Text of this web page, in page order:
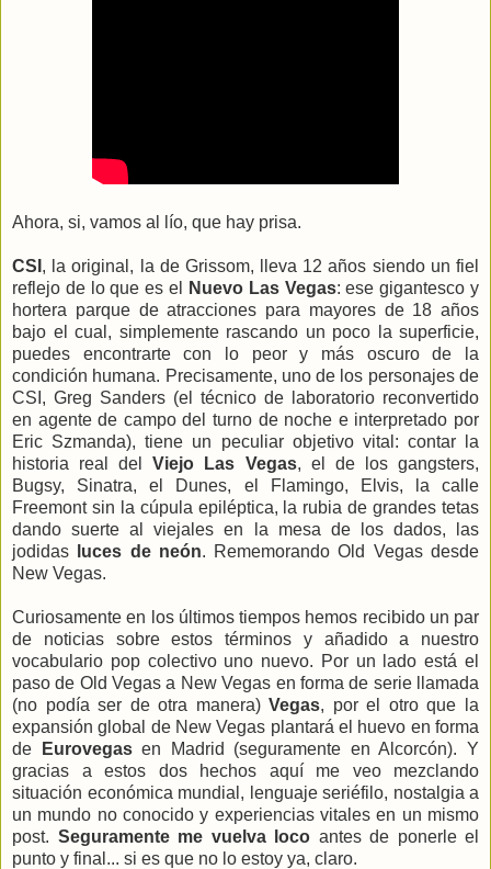
Ahora, si, vamos al lío, que hay prisa.
CSI , la original, la de Grissom, lleva 12 años siendo un fiel
reflejo de lo que es el
Nuevo Las Vegas: ese gigantesco y
hortera parque de atracciones para mayores de 18 años
bajo el cual, simplemente rascando un poco la superficie,
puedes encontrarte con lo peor y más oscuro de la
condición humana. Precisamente, uno de los personajes de
CSI, Greg Sanders (el técnico de laboratorio reconvertido
en agente de campo del turno de noche e interpretado por
Eric Szmanda), tiene un peculiar objetivo vital: contar la
historia real delViejo Las Vegas, el de los gangsters,
Bugsy, Sinatra, el Dunes, el Flamingo, Elvis, la calle
Freemont sin la cúpula epiléptica, la rubia de grandes tetas
dando suerte al viejales en la mesa de los dados, las
jodidas
luces de neón. Rememorando Old Vegas desde
New Vegas.
Curiosamente en los últimos tiempos hemos recibido un par
de noticias sobre estos términos y añadido a nuestro
vocabulario pop colectivo uno nuevo. Por un lado está el
paso de Old Vegas a New Vegas en forma de serie llamada
(no podía ser de otra manera)Vegas, por el otro que la
expansión global de New Vegas plantará el huevo en forma
de
Eurovegasen Madrid (seguramente en Alcorcón). Y
gracias a estos dos hechos aquí me veo mezclando
situación económica mundial, lenguaje seriéfilo, nostalgia a
un mundo no conocido y experiencias vitales en un mismo
post. Seguramente me vuelva loco antes de ponerle el
punto y final... si es que no lo estoy ya, claro.